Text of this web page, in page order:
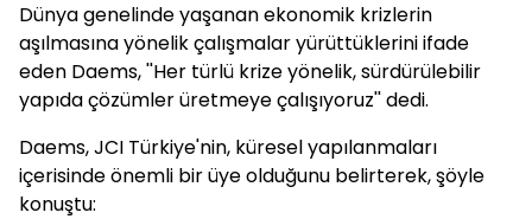
Dünya genelinde yaşanan ekonomik krizlerin
aşılmasına yönelik çalışmalar yürüttüklerini ifade
eden Daems, ''Her türlü krize yönelik, sürdürülebilir
yapıda çözümler üretmeye çalışıyoruz'' dedi.
Daems, JCI Türkiye'nin, küresel yapılanmaları
içerisinde önemli bir üye olduğunu belirterek, şöyle
konuştu: